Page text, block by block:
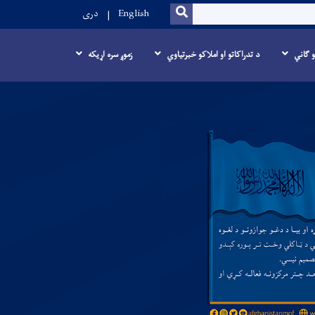
SEARCH
English دری
ګاني د تدراکاتو او املاکو خبرتیاوي زموږ سره اړیکه